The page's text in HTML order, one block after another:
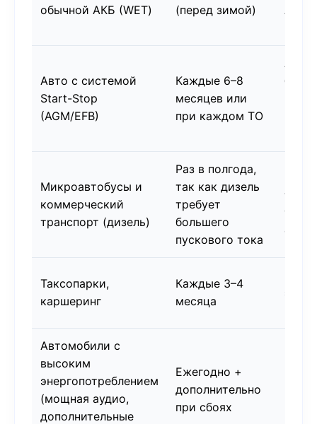
обычной АКБ (WET)
(перед зимой)
АКБ
Авто с системой
Start-Stop
(AGM/EFB)
Каждые 6–8
месяцев или
при каждом ТО
AGM/
более
Микроавтобусы и
коммерческий
транспорт (дизель)
Раз в полгода,
так как дизель
требует
большего
пускового тока
таких
Таксопарки,
каршеринг
Каждые 3–4
месяца
Автомобили с
высоким
энергопотреблением
(мощная аудио,
дополнительные
Ежегодно +
дополнительно
при сбоях